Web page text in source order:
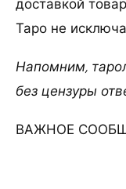
доставкой
Таро не
Напомним,
без цензуры
ВАЖНОЕ